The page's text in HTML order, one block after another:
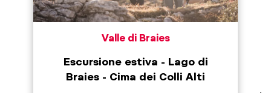
Valle di Braies
Escursione estiva - Lago di
Braies - Cima dei Colli Alti